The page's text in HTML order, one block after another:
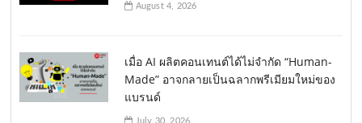
August 4, 2026
เมื่อ AI ผลิตคอนเทนต์ได้ไม่จำกัด “Human-
Made” อาจกลายเป็นฉลากพรีเมียมใหม่ของ
แบรนด์
July 30, 2026